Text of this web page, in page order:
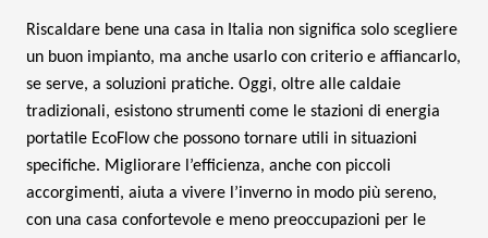
Riscaldare bene una casa in Italia non significa solo scegliere
un buon impianto, ma anche usarlo con criterio e affiancarlo,
se serve, a soluzioni pratiche. Oggi, oltre alle caldaie
tradizionali, esistono strumenti come le stazioni di energia
portatile EcoFlow che possono tornare utili in situazioni
specifiche. Migliorare l’efficienza, anche con piccoli
accorgimenti, aiuta a vivere l’inverno in modo più sereno,
con una casa confortevole e meno preoccupazioni per le